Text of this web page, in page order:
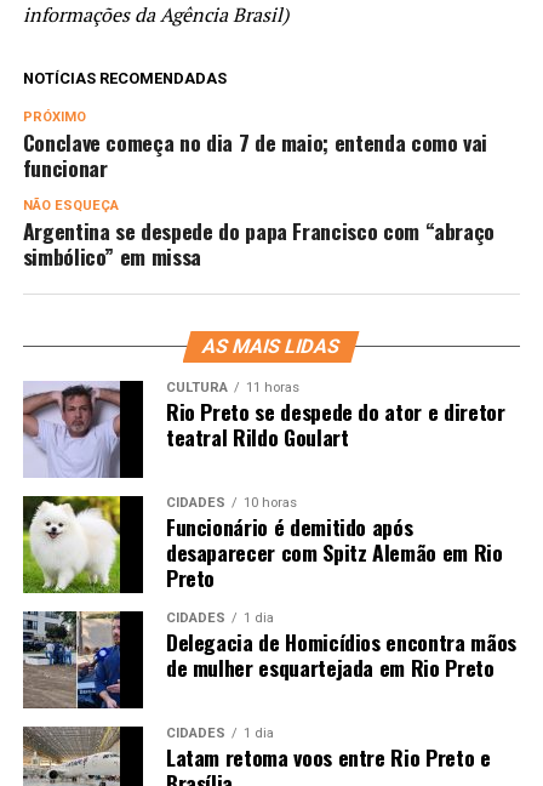
informações da Agência Brasil)
NOTÍCIAS RECOMENDADAS
PRÓXIMO
Conclave começa no dia 7 de maio; entenda como vai
funcionar
NÃO ESQUEÇA
Argentina se despede do papa Francisco com “abraço
simbólico” em missa
AS MAIS LIDAS
CULTURA 11 horas
Rio Preto se despede do ator e diretor
teatral Rildo Goulart
CIDADES 10 horas
Funcionário é demitido após
desaparecer com Spitz Alemão em Rio
Preto
CIDADES 1 dia
Delegacia de Homicídios encontra mãos
de mulher esquartejada em Rio Preto
CIDADES 1 dia
Latam retoma voos entre Rio Preto e